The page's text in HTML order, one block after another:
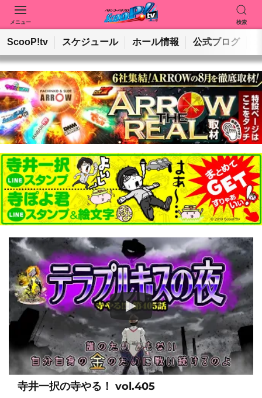
メニュー 検索
動画を検索 ホールを検索
検索
ScooP!tv スケジュール ホール情報 公式ブログ
寺井一択の寺やる！ vol.405